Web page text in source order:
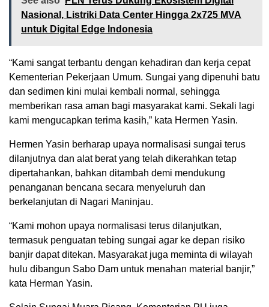
Nasional, Listriki Data Center Hingga 2x725 MVA
untuk Digital Edge Indonesia
“Kami sangat terbantu dengan kehadiran dan kerja cepat
Kementerian Pekerjaan Umum. Sungai yang dipenuhi batu
dan sedimen kini mulai kembali normal, sehingga
memberikan rasa aman bagi masyarakat kami. Sekali lagi
kami mengucapkan terima kasih,” kata Hermen Yasin.
Hermen Yasin berharap upaya normalisasi sungai terus
dilanjutnya dan alat berat yang telah dikerahkan tetap
dipertahankan, bahkan ditambah demi mendukung
penanganan bencana secara menyeluruh dan
berkelanjutan di Nagari Maninjau.
“Kami mohon upaya normalisasi terus dilanjutkan,
termasuk penguatan tebing sungai agar ke depan risiko
banjir dapat ditekan. Masyarakat juga meminta di wilayah
hulu dibangun Sabo Dam untuk menahan material banjir,”
kata Herman Yasin.